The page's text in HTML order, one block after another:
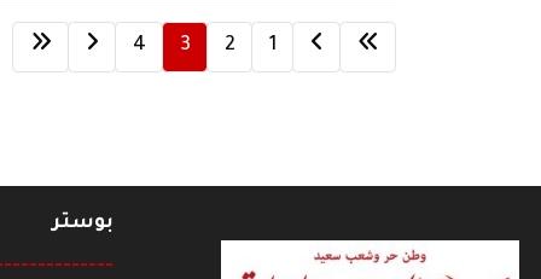
1
2
3
4
بوستر